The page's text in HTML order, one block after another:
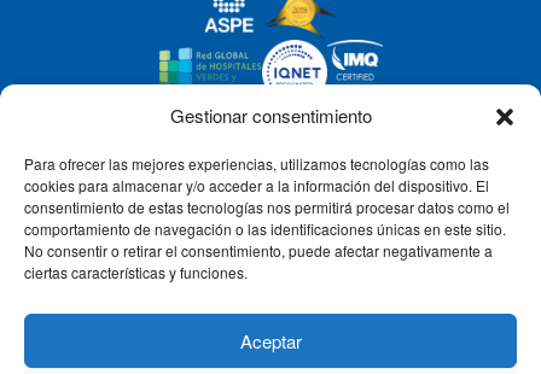
Gestionar consentimiento
Para ofrecer las mejores experiencias, utilizamos tecnologías como las
cookies para almacenar y/o acceder a la información del dispositivo. El
consentimiento de estas tecnologías nos permitirá procesar datos como el
comportamiento de navegación o las identificaciones únicas en este sitio.
No consentir o retirar el consentimiento, puede afectar negativamente a
ciertas características y funciones.
Aceptar
CLÍNICA CEMTRO
QUIÉNES SOMOS